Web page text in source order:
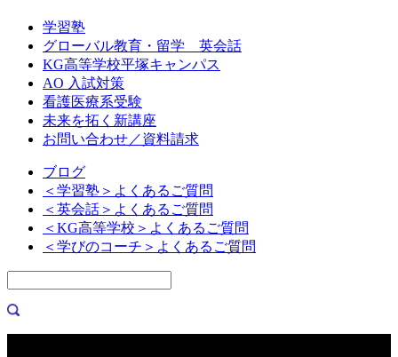
学習塾
グローバル教育・留学 英会話
KG高等学校平塚キャンパス
AO 入試対策
看護医療系受験
未来を拓く新講座
お問い合わせ／資料請求
ブログ
＜学習塾＞よくあるご質問
＜英会話＞よくあるご質問
＜KG高等学校＞よくあるご質問
＜学びのコーチ＞よくあるご質問